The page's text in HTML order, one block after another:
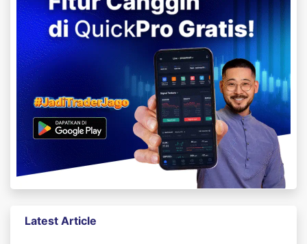
Latest Article